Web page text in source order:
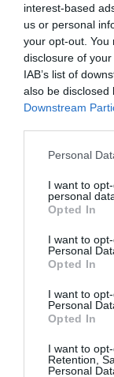
interest-based
us or personal
your opt-out. You
disclosure of
IAB’s list of
also be disclosed
Downstream
Please note that
not limited to
grant or deny
use your data
consent section.
Personal
I want to
personal
Opted In
I want to
Personal
Opted In
I want to
Personal
Opted In
I want to
Retention,
Personal
Cipruss
Latvijas